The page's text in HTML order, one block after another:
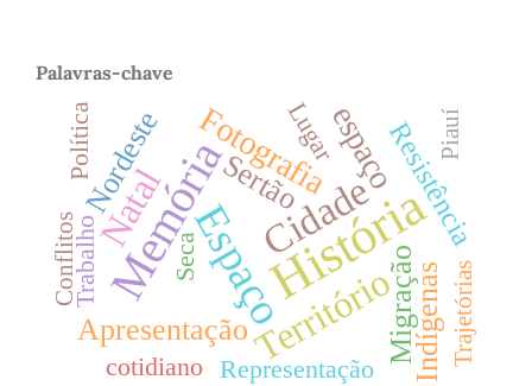
Palavras-chave
História
MemóriaEspaçoCidade
Território
Natal
Fotografiaespaço
Migração
Sertão
Apresentação Indígenas
Nordeste Resistência
Trabalho Seca
Política
Representação
Lugar
cotidiano Trajetórias
Piauí
Conflitos